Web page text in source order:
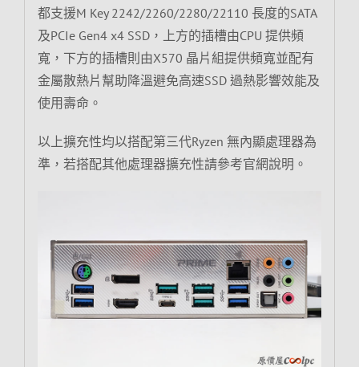
都支援M Key 2242/2260/2280/22110 長度的SATA
及PCIe Gen4 x4 SSD，上方的插槽由CPU 提供頻
寬，下方的插槽則由X570 晶片組提供頻寬並配有
金屬散熱片幫助降溫避免高速SSD 過熱影響效能及
使用壽命。
以上擴充性均以搭配第三代Ryzen 無內顯處理器為
準，若搭配其他處理器擴充性請參考官網說明。